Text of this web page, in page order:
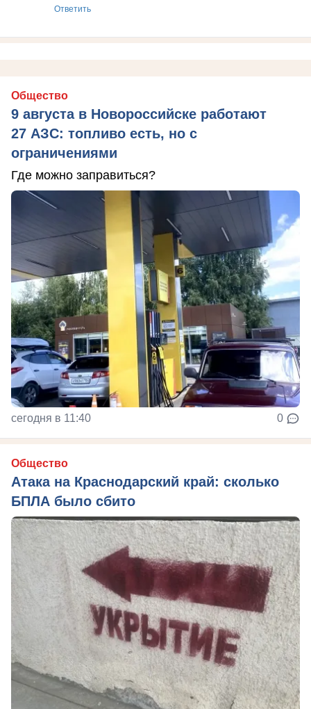
Ответить
Общество
9 августа в Новороссийске работают
27 АЗС: топливо есть, но с
ограничениями
Где можно заправиться?
сегодня в 11:40 0
Общество
Атака на Краснодарский край: сколько
БПЛА было сбито